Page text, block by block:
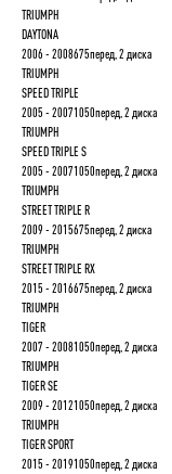
TRIUMPH
DAYTONA
2006 - 2008675перед, 2 диска
TRIUMPH
SPEED TRIPLE
2005 - 20071050перед, 2 диска
TRIUMPH
SPEED TRIPLE S
2005 - 20071050перед, 2 диска
TRIUMPH
STREET TRIPLE R
2009 - 2015675перед, 2 диска
TRIUMPH
STREET TRIPLE RX
2015 - 2016675перед, 2 диска
TRIUMPH
TIGER
2007 - 20081050перед, 2 диска
TRIUMPH
TIGER SE
2009 - 20121050перед, 2 диска
TRIUMPH
TIGER SPORT
2015 - 20191050перед, 2 диска